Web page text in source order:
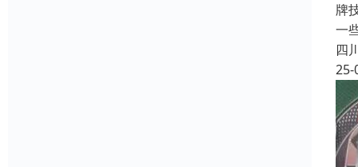
牌
一
四
25-